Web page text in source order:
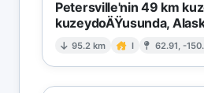
Petersville'nin 49 km
kuzeydoÄŸusunda,
95.2 km I 62.91, -